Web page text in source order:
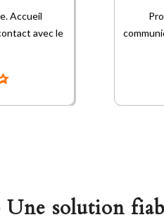
Accueil
avec le
solution